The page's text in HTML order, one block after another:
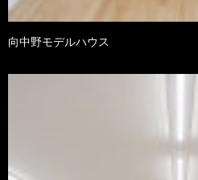
向中野モデルハウス